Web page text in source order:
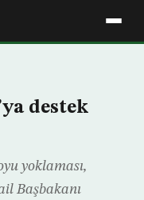
destek
yoklaması,
Başbakanı